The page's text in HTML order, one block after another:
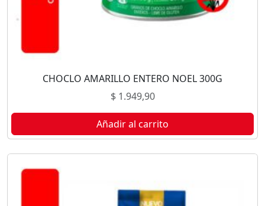
CHOCLO AMARILLO ENTERO NOEL 300G
$1.949,90
Añadir al carrito